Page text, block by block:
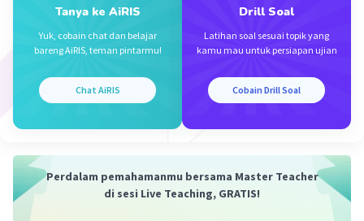
Tanya ke AiRIS
Yuk, cobain chat dan belajar
bareng AiRIS, teman pintarmu!
Chat AiRIS
Drill Soal
Latihan soal sesuai topik yang
kamu mau untuk persiapan ujian
Cobain Drill Soal
Perdalam pemahamanmu bersama Master Teacher
di sesi Live Teaching, GRATIS!